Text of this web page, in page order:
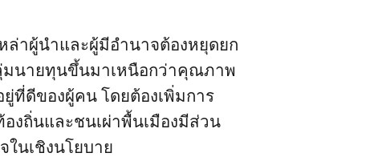
ล่าผู้นำและผู้มีอำนาจต้องหยุดยก
มนายทุนขึ้นมาเหนือกว่าคุณภาพ
ที่ดีของผู้คน โดยต้องเพิ่มการ
งถิ่นและชนเผ่าพื้นเมืองมีส่วน
ในเชิงนโยบาย